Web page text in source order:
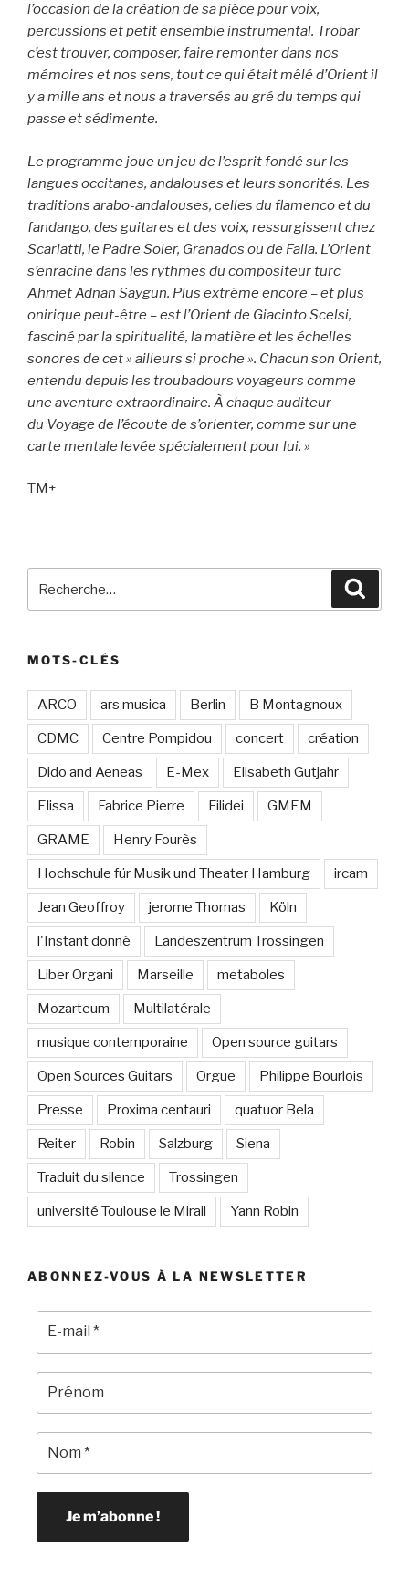
l’occasion de la création de sa pièce pour voix,
percussions et petit ensemble instrumental. Trobar
c’est trouver, composer, faire remonter dans nos
mémoires et nos sens, tout ce qui était mêlé d’Orient il
y a mille ans et nous a traversés au gré du temps qui
passe et sédimente.
Le programme joue un jeu de l’esprit fondé sur les
langues occitanes, andalouses et leurs sonorités. Les
traditions arabo-andalouses, celles du flamenco et du
fandango, des guitares et des voix, ressurgissent chez
Scarlatti, le Padre Soler, Granados ou de Falla. L’Orient
s’enracine dans les rythmes du compositeur turc
Ahmet Adnan Saygun. Plus extrême encore – et plus
onirique peut-être – est l’Orient de Giacinto Scelsi,
fasciné par la spiritualité, la matière et les échelles
sonores de cet » ailleurs si proche ». Chacun son Orient,
entendu depuis les troubadours voyageurs comme
une aventure extraordinaire. À chaque auditeur
du Voyage de l’écoute de s’orienter, comme sur une
carte mentale levée spécialement pour lui. »
TM+
pour
MOTS-CLÉS
ARCO ars musica Berlin B Montagnoux
CDMC Centre Pompidou concert création
Dido and Aeneas E-Mex Elisabeth Gutjahr
Elissa Fabrice Pierre Filidei GMEM
GRAME Henry Fourès
Hochschule für Musik und Theater Hamburg ircam
Jean Geoffroy jerome Thomas Köln
l'Instant donné Landeszentrum Trossingen
Liber Organi Marseille metaboles
Mozarteum Multilatérale
musique contemporaine Open source guitars
Open Sources Guitars Orgue Philippe Bourlois
Presse Proxima centauri quatuor Bela
Reiter Robin Salzburg Siena
Traduit du silence Trossingen
université Toulouse le Mirail Yann Robin
ABONNEZ-VOUS À LA NEWSLETTER